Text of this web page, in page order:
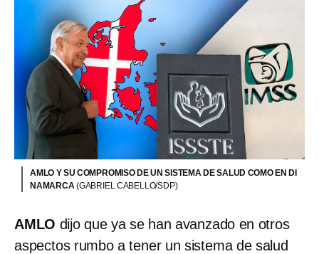
AMLO Y SU COMPROMISO DE UN SISTEMA DE SALUD COMO EN DI
NAMARCA(GABRIEL CABELLO/SDP)
AMLO dijo que ya se han avanzado en otros
aspectos rumbo a tener un sistema de salud